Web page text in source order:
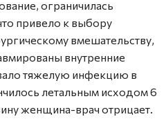
ограничилась
привело к выбору
вмешательству,
внутренние
тяжелую инфекцию в
летальным исходом 6
женщина-врач отрицает.